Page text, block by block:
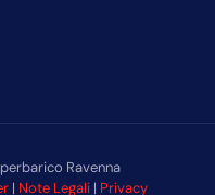
Ravenna
| Note Legali| Privacy